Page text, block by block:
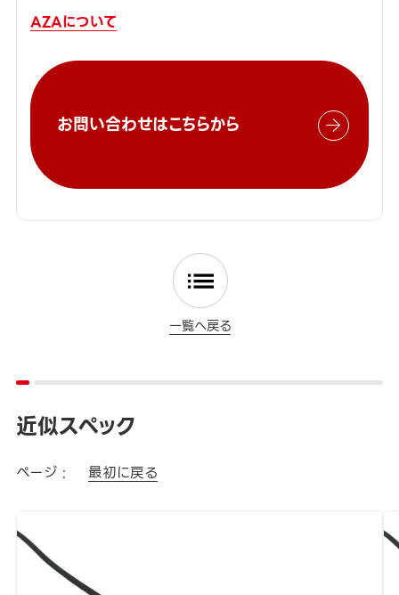
AZAについて
お問い合わせはこちらから
一覧へ戻る
近似スペック
ページ : 最初に戻る